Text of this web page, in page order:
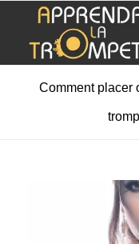
Comment placer